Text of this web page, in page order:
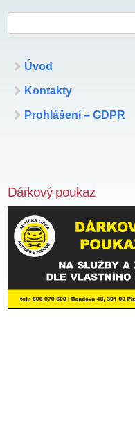
Úvod
Kontakty
Prohlášení – GDPR
Dárkový poukaz